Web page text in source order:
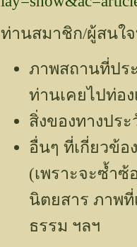
ท่านสมาชิก/ผู้สนใ
ภาพสถานที่ปร
ท่านเคยไปท่อ
สิ่งของทางปร
อื่นๆ ที่เกี่ยวข้อ
(เพราะจะซ้ำ
นิตยสาร ภาพ
ธรรม ฯลฯ